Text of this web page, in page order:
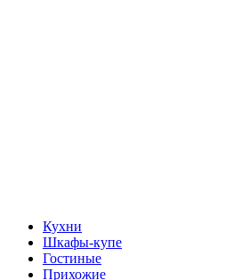
Кухни
Шкафы-купе
Гостиные
Прихожие